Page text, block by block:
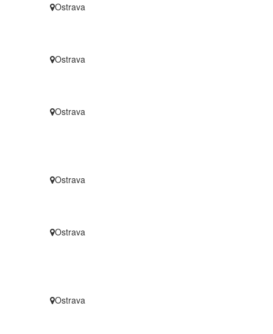
Ostrava
Ostrava
Ostrava
Ostrava
Ostrava
Ostrava